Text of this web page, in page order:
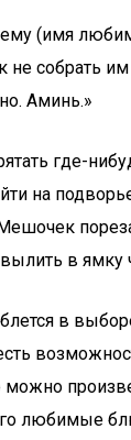
(имя
собрать им
Аминь.»
где-
на
в ямку
в
можно
любимые